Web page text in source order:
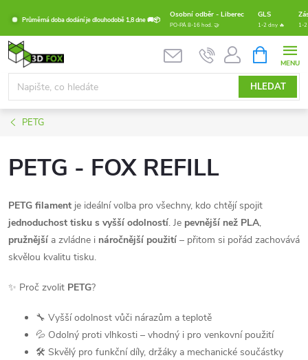
obsah
Průměrná doba dodání je dlouhodobě 1,8 dne 🚚📦
Osobní odběr - Liberec GLS
PO-PÁ 8-16 hod. 🤝 1-2 dny 🔥 1-
HLEDAT
NÁKUPNÍ
KOŠÍK
PETG
PETG - FOX REFILL
PETG filament je ideální volba pro všechny, kdo chtějí spojit
jednoduchost tisku s vyšší odolností. Je pevnější než PLA,
pružnější a zvládne i náročnější použití – přitom si pořád zachovává
skvělou kvalitu tisku.
✨ Proč zvolit PETG?
🔧 Vyšší odolnost vůči nárazům a teplotě
💦 Odolný proti vlhkosti – vhodný i pro venkovní použití
🛠️ Skvělý pro funkční díly, držáky a mechanické součástky